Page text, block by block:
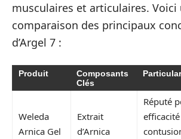
musculaires et articulaires. Voici
comparaison des principaux
d’Argel 7 :
Produit
Composants
Clés
Weleda
Arnica Gel
Extrait
d’Arnica
Réputé